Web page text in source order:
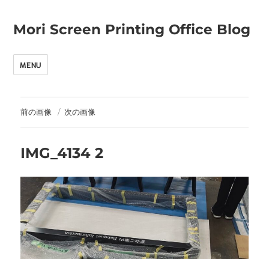
Mori Screen Printing Office Blog
MENU
前の画像 次の画像
IMG_4134 2